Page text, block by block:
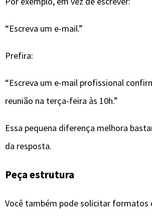
“Escreva um e-mail.”
Prefira:
“Escreva um e-mail profissional
reunião na terça-feira às 10h.”
Essa pequena diferença melhora
da resposta.
Peça estrutura
Você também pode solicitar formatos